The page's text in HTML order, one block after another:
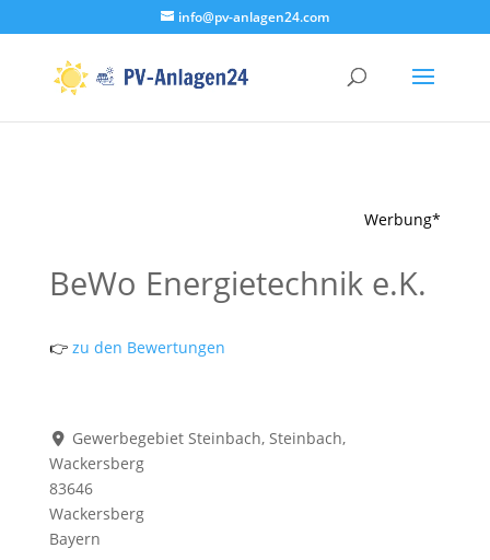
info@pv-anlagen24.com
Werbung*
BeWo Energietechnik e.K.
👉zu den Bewertungen
Gewerbegebiet Steinbach, Steinbach,
Wackersberg
83646
Wackersberg
Bayern